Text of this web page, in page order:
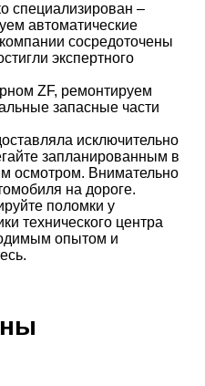
специализирован –
автоматические
сосредоточены
экспертного
ZF, ремонтируем
запасные части
исключительно
запланированным в
осмотром. Внимательно
на дороге.
поломки у
технического центра
опытом и